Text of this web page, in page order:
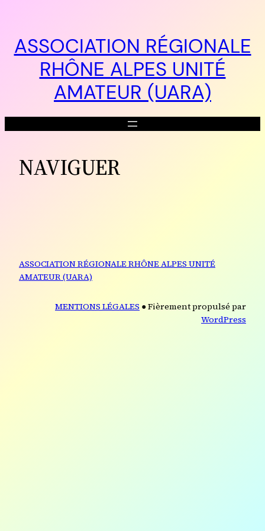
contenu
ASSOCIATION RÉGIONALE
RHÔNE ALPES UNITÉ
AMATEUR (UARA)
NAVIGUER
ASSOCIATION RÉGIONALE RHÔNE ALPES UNITÉ
AMATEUR (UARA)
MENTIONS LÉGALES ● Fièrement propulsé par
WordPress